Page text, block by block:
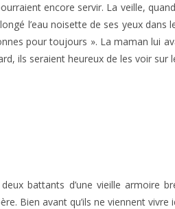
encore servir. La veille,
l’eau noisette de ses yeux
pour toujours ». La maman lui
ils seraient heureux de les voir sur
battants d’une vieille armoire
Bien avant qu’ils ne viennent